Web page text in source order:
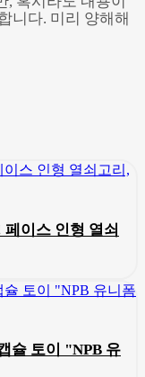
니다. 미리 양해해
페이스 인형 열쇠
슐 토이 "NPB 유